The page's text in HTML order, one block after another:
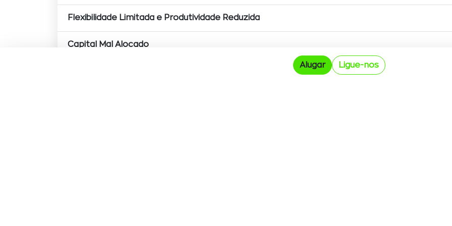
Flexibilidade Limitada e Produtividade Reduzida
Capital Mal Alocado
Alugar Ligue-nos